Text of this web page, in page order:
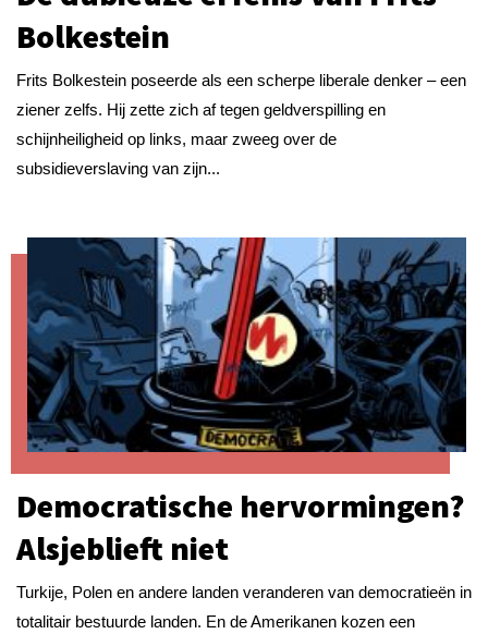
Bolkestein
Frits Bolkestein poseerde als een scherpe liberale denker – een
ziener zelfs. Hij zette zich af tegen geldverspilling en
schijnheiligheid op links, maar zweeg over de
subsidieverslaving van zijn...
Democratische hervormingen?
Alsjeblieft niet
Turkije, Polen en andere landen veranderen van democratieën in
totalitair bestuurde landen. En de Amerikanen kozen een